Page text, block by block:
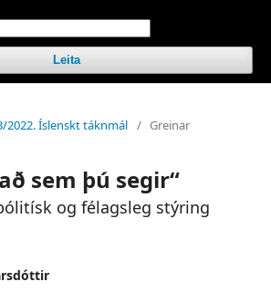
Leita
2022. Íslenskt táknmál / Greinar
sem þú segir“
og félagsleg stýring